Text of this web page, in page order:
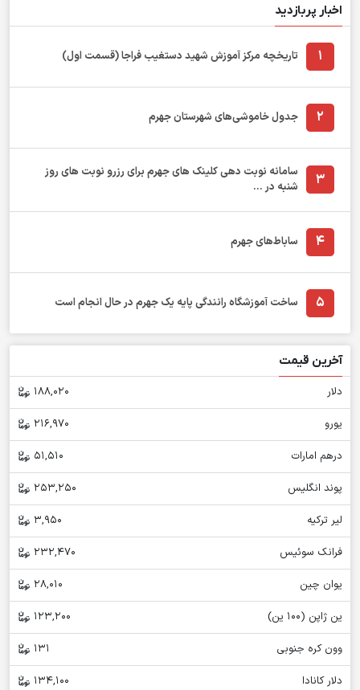
اخبار پربازدید
1 تاریخچه مرکز آموزش شهید دستغیب فراجا (قسمت اول)
2 جدول خاموشی‌های شهرستان جهرم
3
سامانه نوبت دهی کلینک های جهرم برای رزرو نوبت های روز
شنبه در ...
4 ساباط‌های جهرم
5 ساخت آموزشگاه رانندگی پایه یک جهرم در حال انجام است
آخرین قیمت
دلار
188,020
یورو
216,970
درهم امارات
51,510
پوند انگلیس
253,250
لیر ترکیه
3,950
فرانک سوئیس
232,470
یوان چین
28,010
ین ژاپن (100 ین)
123,200
وون کره جنوبی
131
دلار کانادا
134,100